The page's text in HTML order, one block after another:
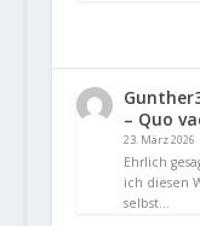
– Quo
23. März 2026
Ehrlich
ich diesen
selbst…